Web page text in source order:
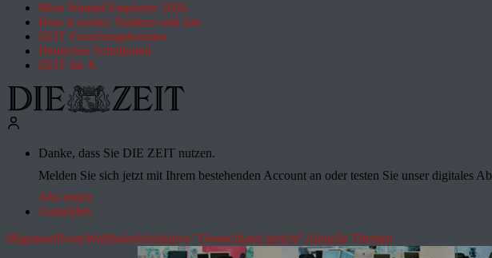
Most Wanted Employer 2026
How it works: Studium und Job
ZEIT Forschungskosmos
Deutsches Schulportal
ZEIT für X
Danke, dass Sie DIE ZEIT nutzen.
Melden Sie sich jetzt mit Ihrem bestehenden Account an oder testen Sie unser digitales
Abo testen
Anmelden
MigrationRenteWaldbrändeInitiative "Deutschland spricht"Aktuelle Themen